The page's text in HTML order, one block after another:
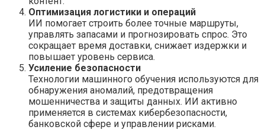
Оптимизация логистики и операций
ИИ помогает строить более точные маршруты,
управлять запасами и прогнозировать спрос. Это
сокращает время доставки, снижает издержки и
повышает уровень сервиса.
Усиление безопасности
Технологии машинного обучения используются для
обнаружения аномалий, предотвращения
мошенничества и защиты данных. ИИ активно
применяется в системах кибербезопасности,
банковской сфере и управлении рисками.